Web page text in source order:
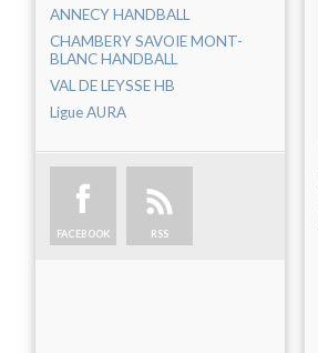
ANNECY HANDBALL
CHAMBERY SAVOIE MONT-
BLANC HANDBALL
VAL DE LEYSSE HB
Ligue AURA
FACEBOOK RSS